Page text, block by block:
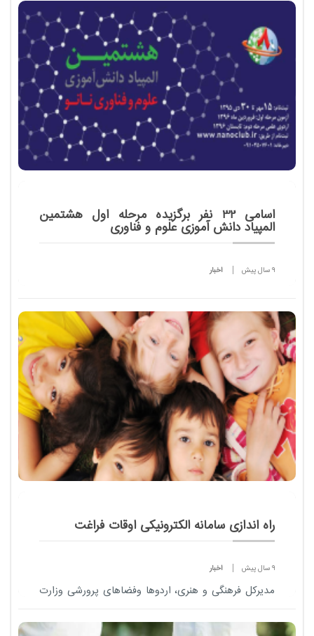
اسامی 32 نفر برگزیده مرحله اول هشتمین
المپیاد دانش آموزی علوم و فناوری
9 سال پیش اخبار
فناوری نانو در روز جمعه 25 فروردین ماه سال جاری، 32
نفر از شرکت کنندگان در المپیاد که بالاترین نمرات را...
راه اندازی سامانه الکترونیکی اوقات فراغت
9 سال پیش اخبار
مدیرکل فرهنگی و هنری، اردوها وفضاهای پرورشی وزارت
فراغت خبرداد.